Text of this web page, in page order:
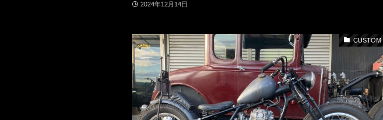
2024年12月14日
CUSTOM